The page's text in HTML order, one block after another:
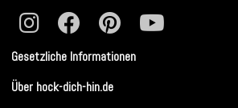
Gesetzliche Informationen
Über hock-dich-hin.de